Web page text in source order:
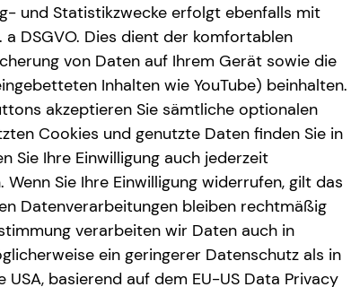
und Statistikzwecke erfolgt ebenfalls mit
DSGVO. Dies dient der komfortablen
von Daten auf Ihrem Gerät sowie die
Inhalten wie YouTube) beinhalten.
akzeptieren Sie sämtliche optionalen
Cookies und genutzte Daten finden Sie in
Sie Ihre Einwilligung auch jederzeit
Sie Ihre Einwilligung widerrufen, gilt das
Datenverarbeitungen bleiben rechtmäßig
verarbeiten wir Daten auch in
ein geringerer Datenschutz als in
basierend auf dem EU-US Data Privacy